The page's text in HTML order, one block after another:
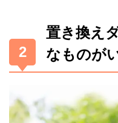
置き換え
なものが